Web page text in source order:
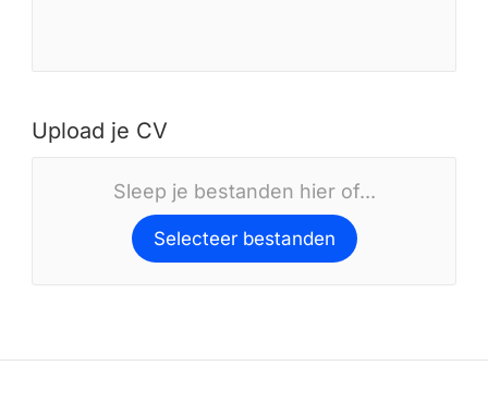
Upload je CV
Sleep je bestanden hier of...
Selecteer bestanden